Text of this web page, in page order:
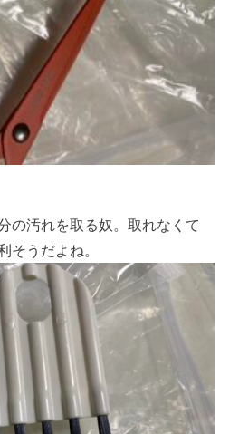
の汚れを取る奴。取れなくて
そうだよね。